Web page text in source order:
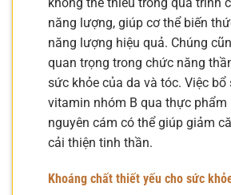
năng lượng, giúp cơ thể biến
năng lượng hiệu quả. Chúng
quan trọng trong chức năng
sức khỏe của da và tóc. Việc
vitamin nhóm B qua thực phẩm
nguyên cám có thể giúp giảm
cải thiện tinh thần.
Khoáng chất thiết yếu cho sức